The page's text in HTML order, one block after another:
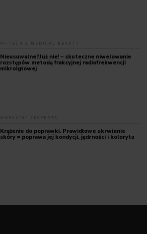
HI-TECH & MEDICAL BEAUTY
Nieusuwalne?Już nie! – skuteczne niwelowanie
rozstępów metodą frakcyjnej radiofrekwencji
mikroigłowej
WARSZTAT EKSPERTA
Krążenie do poprawki. Prawidłowe ukrwienie
skóry = poprawa jej kondycji, jędrności i kolorytu